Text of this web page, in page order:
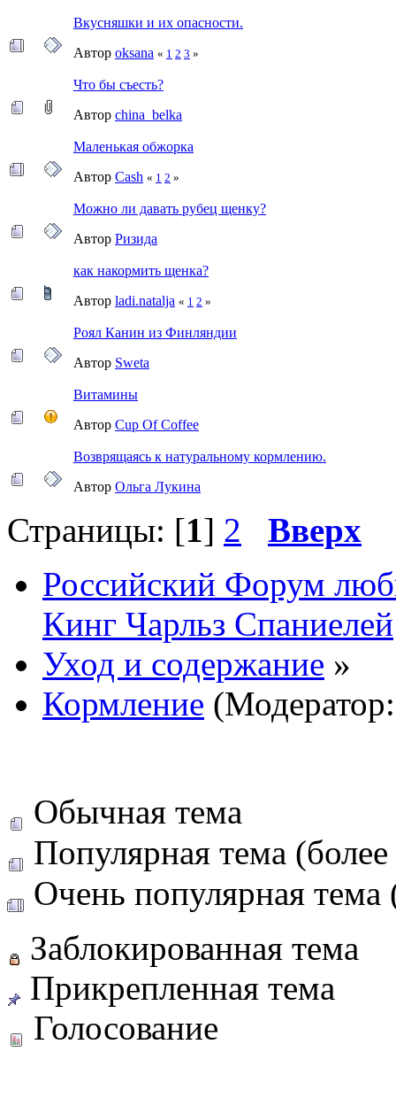
Вкусняшки и их опасности.
Автор oksana « 1 2 3 »
Что бы съесть?
Автор china_belka
Маленькая обжорка
Автор Cash « 1 2 »
Можно ли давать рубец щенку?
Автор Ризида
как накормить щенка?
Автор ladi.natalja « 1 2 »
Роял Канин из Финляндии
Автор Sweta
Витамины
Автор Cup Of Coffee
Возврящаясь к натуральному кормлению.
Автор Ольга Лукина
Страницы: [1] 2
Вверх
Российский Форум
Кинг Чарльз Спаниелей
Уход и содержание »
Кормление
Обычная тема
Популярная тема (более
Очень популярная тема
Заблокированная тема
Прикрепленная тема
Голосование